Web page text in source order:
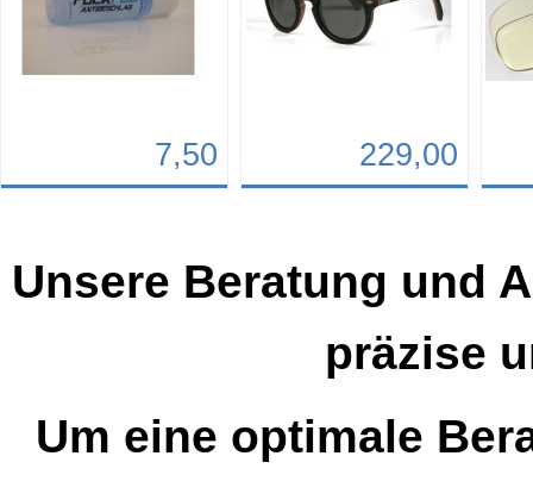
7,50 229,00
Unsere Beratung und
präzise
Um eine optimale